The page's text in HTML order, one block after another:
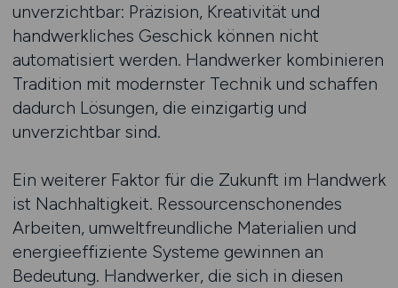
unverzichtbar: Präzision, Kreativität und
handwerkliches Geschick können nicht
automatisiert werden. Handwerker kombinieren
Tradition mit modernster Technik und schaffen
dadurch Lösungen, die einzigartig und
unverzichtbar sind.
Ein weiterer Faktor für die Zukunft im Handwerk
ist Nachhaltigkeit. Ressourcenschonendes
Arbeiten, umweltfreundliche Materialien und
energieeffiziente Systeme gewinnen an
Bedeutung. Handwerker, die sich in diesen